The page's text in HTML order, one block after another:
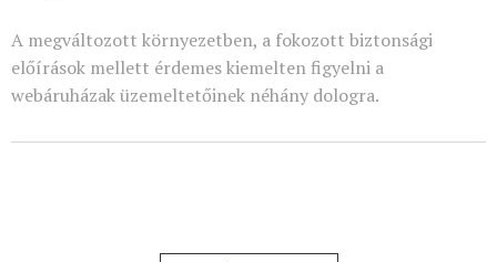
A megváltozott környezetben, a fokozott biztonsági
előírások mellett érdemes kiemelten figyelni a
webáruházak üzemeltetőinek néhány dologra.